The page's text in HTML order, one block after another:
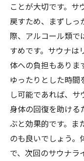
ことが大切です。
戻すため、まずしっ
際、アルコール類で
すめです。サウナは
体への負担もありま
ゆったりとした時間
し可能であれば、サ
身体の回復を助け
ぶと効果的です。ま
のも良いでしょう。
で、次回のサウナラ